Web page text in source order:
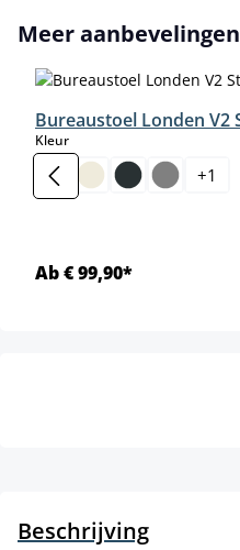
Productgalerij overslaan
Meer aanbevelingen
Bureaustoel Londen V2
Kleurselect
+1
Ab € 99,90*
Beschrijving